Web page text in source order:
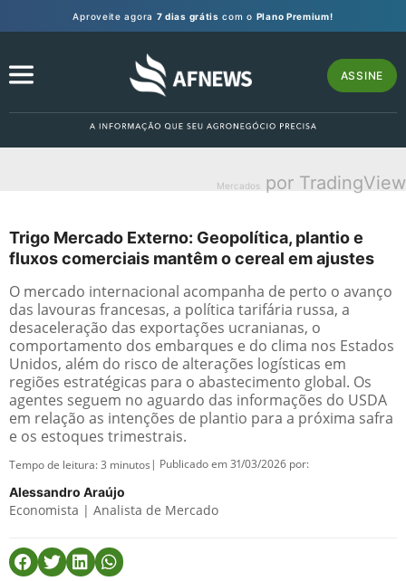
Aproveite agora 7 dias grátis com o Plano Premium!
ASSINE
Mercados por TradingView
Trigo Mercado Externo: Geopolítica, plantio e
fluxos comerciais mantêm o cereal em ajustes
O mercado internacional acompanha de perto o avanço
das lavouras francesas, a política tarifária russa, a
desaceleração das exportações ucranianas, o
comportamento dos embarques e do clima nos Estados
Unidos, além do risco de alterações logísticas em
regiões estratégicas para o abastecimento global. Os
agentes seguem no aguardo das informações do USDA
em relação as intenções de plantio para a próxima safra
e os estoques trimestrais.
Tempo de leitura:3 minutos | Publicado em 31/03/2026 por:
Alessandro Araújo
Economista | Analista de Mercado